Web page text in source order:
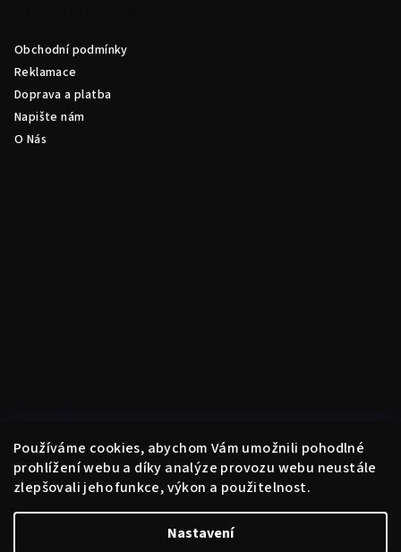
Používáme cookies, abychom Vám umožnili pohodlné
prohlížení webu a díky analýze provozu webu neustále
zlepšovali jeho funkce, výkon a použitelnost.
Nastavení
Obchodní podmínky
Reklamace
Doprava a platba
Napište nám
O Nás
obchod@instantne.cz
+420 720 025 433